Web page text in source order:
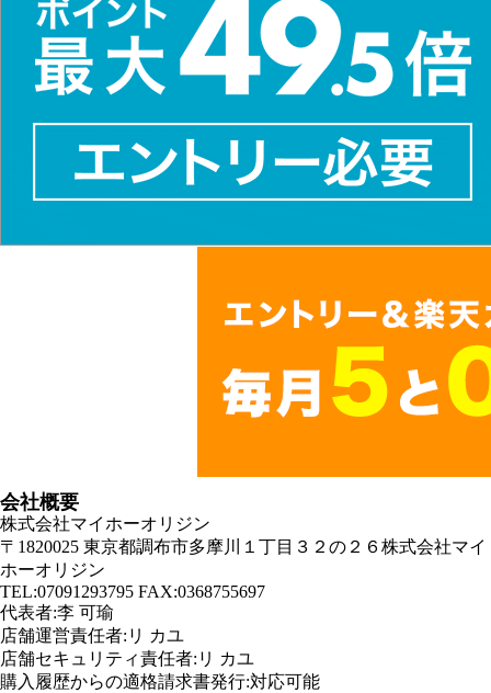
会社概要
株式会社マイホーオリジン
〒1820025 東京都調布市多摩川１丁目３２の２６株式会社マイ
ホーオリジン
TEL:07091293795 FAX:0368755697
代表者:李 可瑜
店舗運営責任者:リ カユ
店舗セキュリティ責任者:リ カユ
購入履歴からの適格請求書発行:対応可能